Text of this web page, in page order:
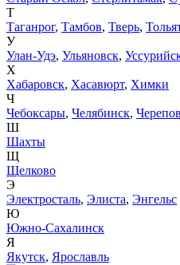
Т
Таганрог, Тамбов, Тверь,
У
Улан-Удэ, Ульяновск,
Х
Хабаровск, Хасавюрт, Химки
Ч
Чебоксары, Челябинск,
Ш
Шахты
Щ
Щелково
Э
Электросталь, Элиста, Энгельс
Ю
Южно-Сахалинск
Я
Якутск, Ярославль